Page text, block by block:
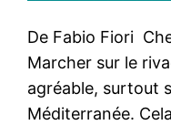
De Fabio Fiori
Marcher sur le
agréable, surtout
Méditerranée.